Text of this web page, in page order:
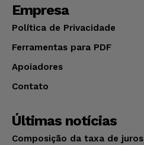
Empresa
Política de Privacidade
Ferramentas para PDF
Apoiadores
Contato
Últimas notícias
Composição da taxa de juros